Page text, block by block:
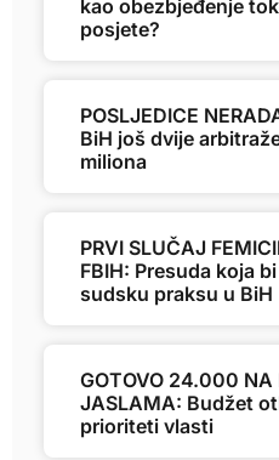
kao obezbjeđenje
posjete?
POSLJEDICE
BiH još dvije
miliona
PRVI SLUČAJ
FBIH: Presuda koja
sudsku praksu u BiH
GOTOVO 24.000 NA
JASLAMA: Budžet
prioriteti vlasti